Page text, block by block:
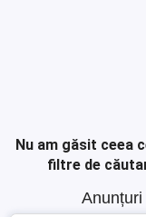
Nu am găsit ceea
filtre de